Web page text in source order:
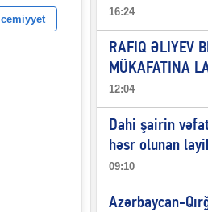
cemiyyet
16:24
RAFIQ ƏLIYEV
MÜKAFATINA
12:04
Dahi şairin
həsr olunan
09:10
Azərbaycan-